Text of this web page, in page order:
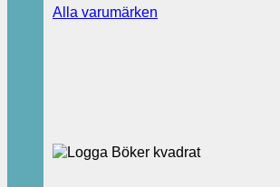
Alla varumärken